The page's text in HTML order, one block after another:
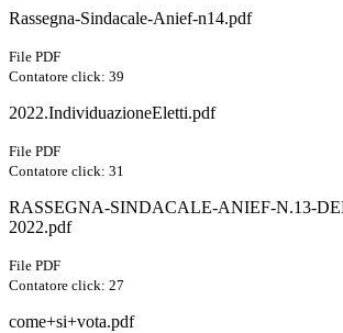
Rassegna-Sindacale-Anief-n14.pdf
File PDF
Contatore click: 39
2022.IndividuazioneEletti.pdf
File PDF
Contatore click: 31
RASSEGNA-SINDACALE-ANIEF-N.13-
2022.pdf
File PDF
Contatore click: 27
come+si+vota.pdf